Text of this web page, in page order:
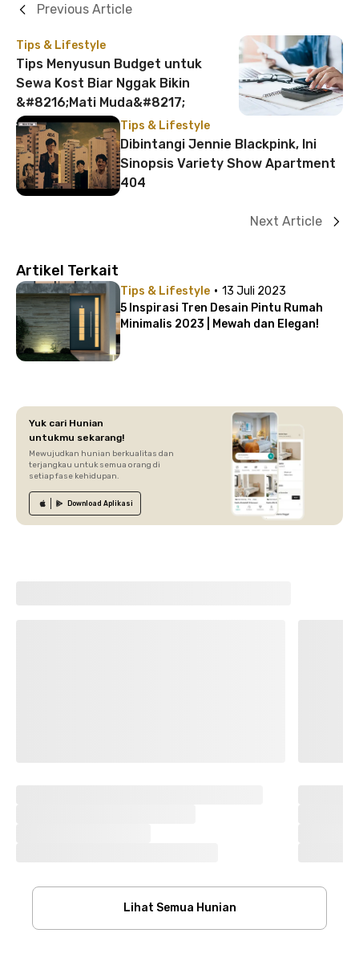
Tips & Lifestyle
Tips Menyusun Budget untuk
Sewa Kost Biar Nggak Bikin
&#8216;Mati Muda&#8217;
Previous Article
Tips & Lifestyle
Dibintangi Jennie Blackpink, Ini
Sinopsis Variety Show Apartment
404
Next Article
Artikel Terkait
Tips & Lifestyle · 13 Juli 2023
5 Inspirasi Tren Desain Pintu Rumah
Minimalis 2023 | Mewah dan Elegan!
Yuk cari Hunian
untukmu sekarang!
Mewujudkan hunian berkualitas dan
terjangkau untuk semua orang di
setiap fase kehidupan.
Download Aplikasi
Lihat Semua Hunian